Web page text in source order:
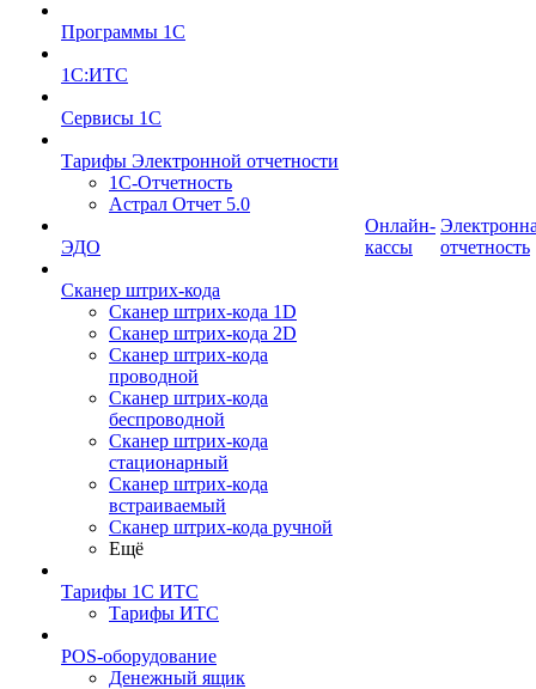
Программы 1С
1С:ИТС
Сервисы 1С
Тарифы Электронной отчетности
1С-Отчетность
Астрал Отчет 5.0
ЭДО
Сканер штрих-кода
Сканер штрих-кода 1D
Сканер штрих-кода 2D
Сканер штрих-кода
проводной
Сканер штрих-кода
беспроводной
Сканер штрих-кода
стационарный
Сканер штрих-кода
встраиваемый
Сканер штрих-кода ручной
Ещё
Тарифы 1С ИТС
Тарифы ИТС
POS-оборудование
Денежный ящик
Онлайн-
кассы
отчетность